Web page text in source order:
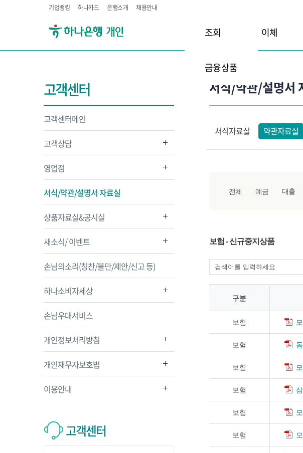
기업뱅킹 하나카드 은행소개 채용안내
조회 이체
금융상품
고객센터
고객센터메인
고객상담
영업점
서식/약관/설명서 자료실
상품자료실&공시실
새소식/ 이벤트
손님의소리(칭찬/불만/제안/신고 등)
하나소비자세상
손님우대서비스
개인정보처리방침
개인채무자보호법
이용안내
고객센터
서식/약관/설명서
서식자료실 약관자료실
전체 예금 대출
보험 - 신규중지상품
구분
보험
보험
보험
보험
보험
보험